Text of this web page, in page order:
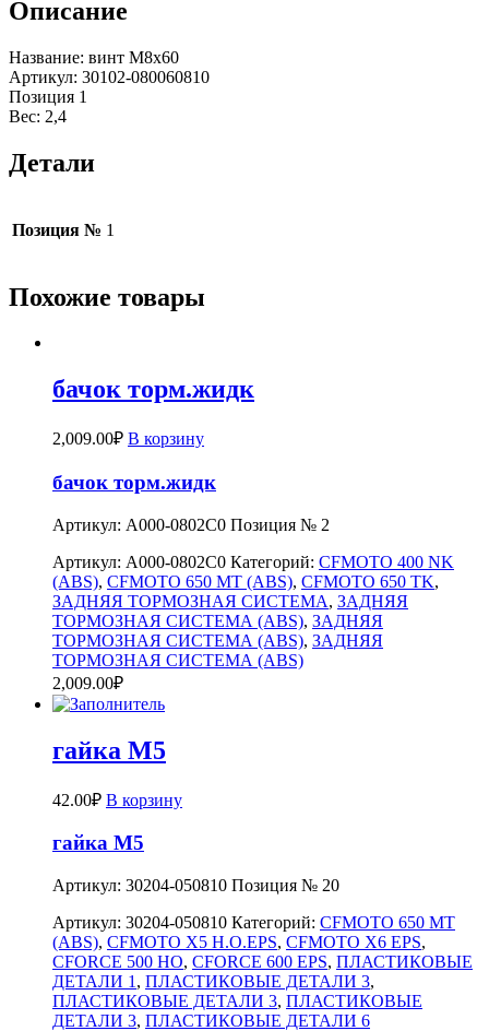
Описание
Название: винт М8х60
Артикул: 30102-080060810
Позиция 1
Вес: 2,4
Детали
Позиция № 1
Похожие товары
бачок торм.жидк
2,009.00₽ В корзину
бачок торм.жидк
Артикул: A000-0802C0 Позиция № 2
Артикул: A000-0802C0 Категорий: CFMOTO 400 NK
(ABS), CFMOTO 650 MT (ABS), CFMOTO 650 TK,
ЗАДНЯЯ ТОРМОЗНАЯ СИСТЕМА, ЗАДНЯЯ
ТОРМОЗНАЯ СИСТЕМА (ABS), ЗАДНЯЯ
ТОРМОЗНАЯ СИСТЕМА (ABS), ЗАДНЯЯ
ТОРМОЗНАЯ СИСТЕМА (ABS)
2,009.00₽
гайка M5
42.00₽ В корзину
гайка M5
Артикул: 30204-050810 Позиция № 20
Артикул: 30204-050810 Категорий: CFMOTO 650 MT
(ABS), CFMOTO X5 H.O.EPS, CFMOTO X6 EPS,
CFORCE 500 HO, CFORCE 600 EPS, ПЛАСТИКОВЫЕ
ДЕТАЛИ 1 , ПЛАСТИКОВЫЕ ДЕТАЛИ 3,
ПЛАСТИКОВЫЕ ДЕТАЛИ 3, ПЛАСТИКОВЫЕ
ДЕТАЛИ 3, ПЛАСТИКОВЫЕ ДЕТАЛИ 6